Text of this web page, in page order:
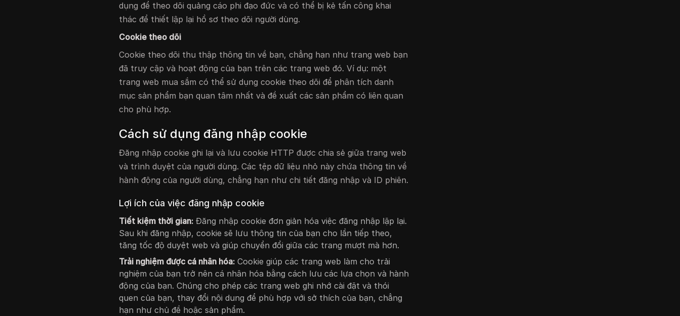
dụng để theo dõi quảng cáo phi đạo đức và có thể bị kẻ tấn công khai
thác để thiết lập lại hồ sơ theo dõi người dùng.
Cookie theo dõi
Cookie theo dõi thu thập thông tin về bạn, chẳng hạn như trang web bạn
đã truy cập và hoạt động của bạn trên các trang web đó. Ví dụ: một
trang web mua sắm có thể sử dụng cookie theo dõi để phân tích danh
mục sản phẩm bạn quan tâm nhất và đề xuất các sản phẩm có liên quan
cho phù hợp.
Cách sử dụng đăng nhập cookie
Đăng nhập cookie ghi lại và lưu cookie HTTP được chia sẻ giữa trang web
và trình duyệt của người dùng. Các tệp dữ liệu nhỏ này chứa thông tin về
hành động của người dùng, chẳng hạn như chi tiết đăng nhập và ID phiên.
Lợi ích của việc đăng nhập cookie
Tiết kiệm thời gian: Đăng nhập cookie đơn giản hóa việc đăng nhập lặp lại.
Sau khi đăng nhập, cookie sẽ lưu thông tin của bạn cho lần tiếp theo,
tăng tốc độ duyệt web và giúp chuyển đổi giữa các trang mượt mà hơn.
Trải nghiệm được cá nhân hóa: Cookie giúp các trang web làm cho trải
nghiệm của bạn trở nên cá nhân hóa bằng cách lưu các lựa chọn và hành
động của bạn. Chúng cho phép các trang web ghi nhớ cài đặt và thói
quen của bạn, thay đổi nội dung để phù hợp với sở thích của bạn, chẳng
hạn như chủ đề hoặc sản phẩm.